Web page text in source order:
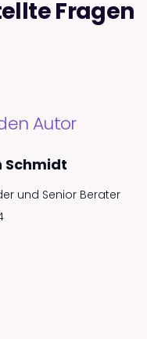
Fragen
Autor
Schmidt
und Senior Berater